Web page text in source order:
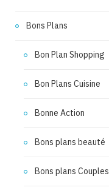
Bons Plans
Bon Plan Shopping
Bon Plans Cuisine
Bonne Action
Bons plans beauté
Bons plans Couples